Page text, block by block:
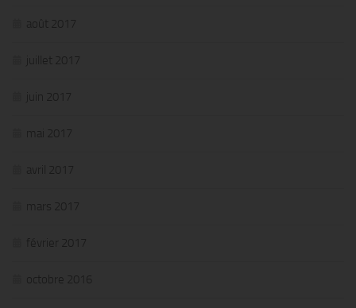
août 2017
juillet 2017
juin 2017
mai 2017
avril 2017
mars 2017
février 2017
octobre 2016